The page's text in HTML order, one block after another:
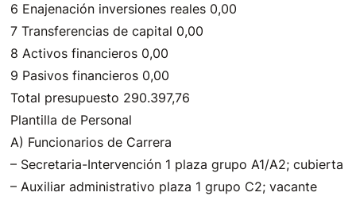
6 Enajenación inversiones reales 0,00
7 Transferencias de capital 0,00
8 Activos financieros 0,00
9 Pasivos financieros 0,00
Total presupuesto 290.397,76
Plantilla de Personal
A) Funcionarios de Carrera
– Secretaria-Intervención 1 plaza grupo A1/A2; cubierta
– Auxiliar administrativo plaza 1 grupo C2; vacante